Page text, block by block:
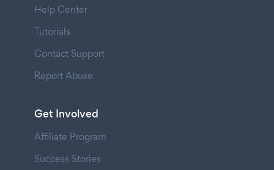
Help Center
Tutorials
Contact Support
Report Abuse
Get Involved
Affiliate Program
Success Stories